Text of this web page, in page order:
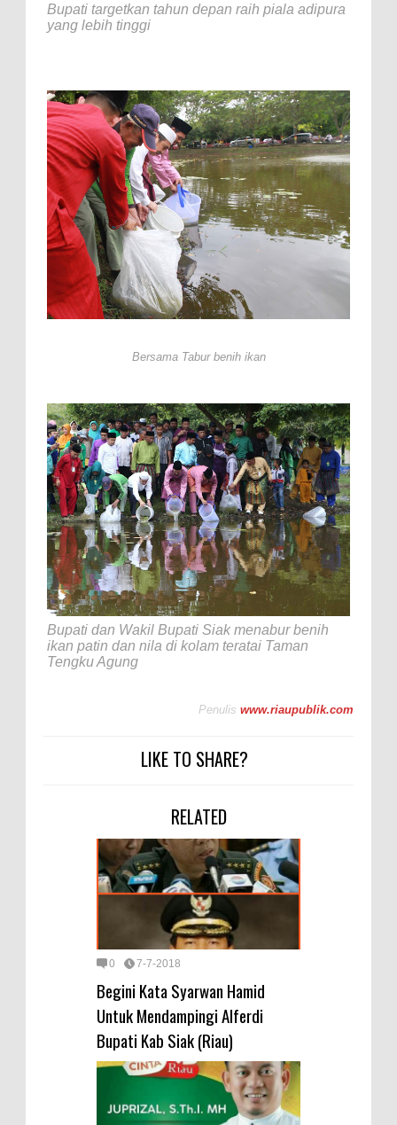
Bupati targetkan tahun depan raih piala adipura
yang lebih tinggi
Bersama Tabur benih ikan
Bupati dan Wakil Bupati Siak menabur benih
ikan patin dan nila di kolam teratai Taman
Tengku Agung
Penulis www.riaupublik.com
LIKE TO SHARE?
RELATED
0 7-7-2018
Begini Kata Syarwan Hamid
Untuk Mendampingi Alferdi
Bupati Kab Siak (Riau)